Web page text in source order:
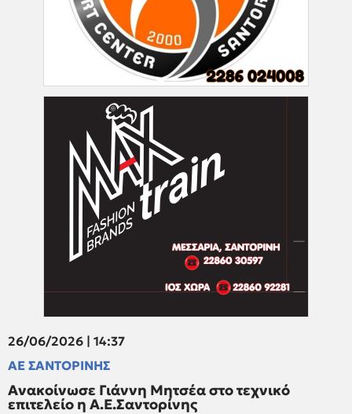
26/06/2026 | 14:37
ΑΕ ΣΑΝΤΟΡΙΝΗΣ
Ανακοίνωσε Γιάννη Μητσέα στο τεχνικό
επιτελείο η Α.Ε.Σαντορίνης